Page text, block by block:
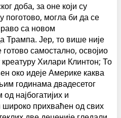
доба, за оне који су
поготово, могла би да се
са новом
Трампа. Јер, то више није
готово самостално, освојио
Хилари Клинтон; То
око идеје Америке каква
годинама двадесетог
најбогатијих и
широко прихваћен од свих